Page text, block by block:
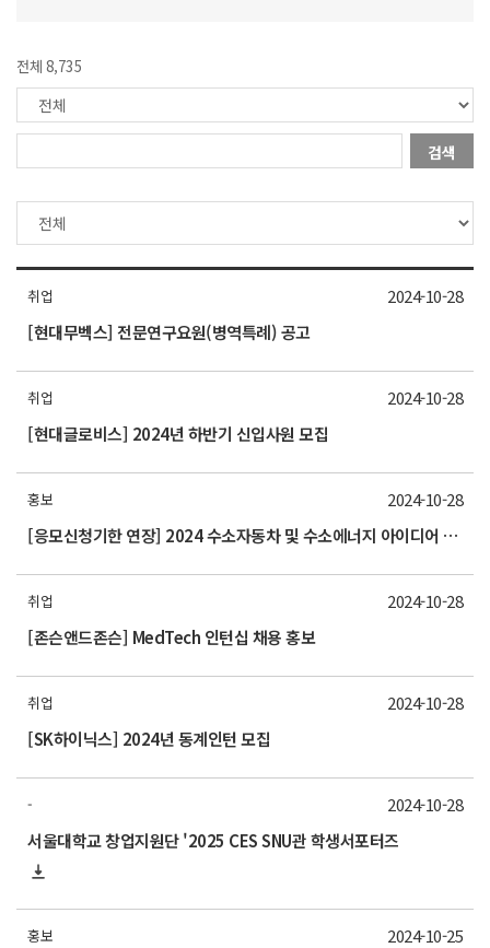
전체 8,735
검색
취업
[현대무벡스] 전문연구요원(병역특례) 공고
2024-10-28
취업
[현대글로비스] 2024년 하반기 신입사원 모집
2024-10-28
홍보
[응모신청기한 연장] 2024 수소자동차 및 수소에너지 아이디어 경진대회
2024-10-28
취업
[존슨앤드존슨] MedTech 인턴십 채용 홍보
2024-10-28
취업
[SK하이닉스] 2024년 동계인턴 모집
2024-10-28
-
서울대학교 창업지원단 '2025 CES SNU관 학생서포터즈
2024-10-28
홍보 2024-10-25